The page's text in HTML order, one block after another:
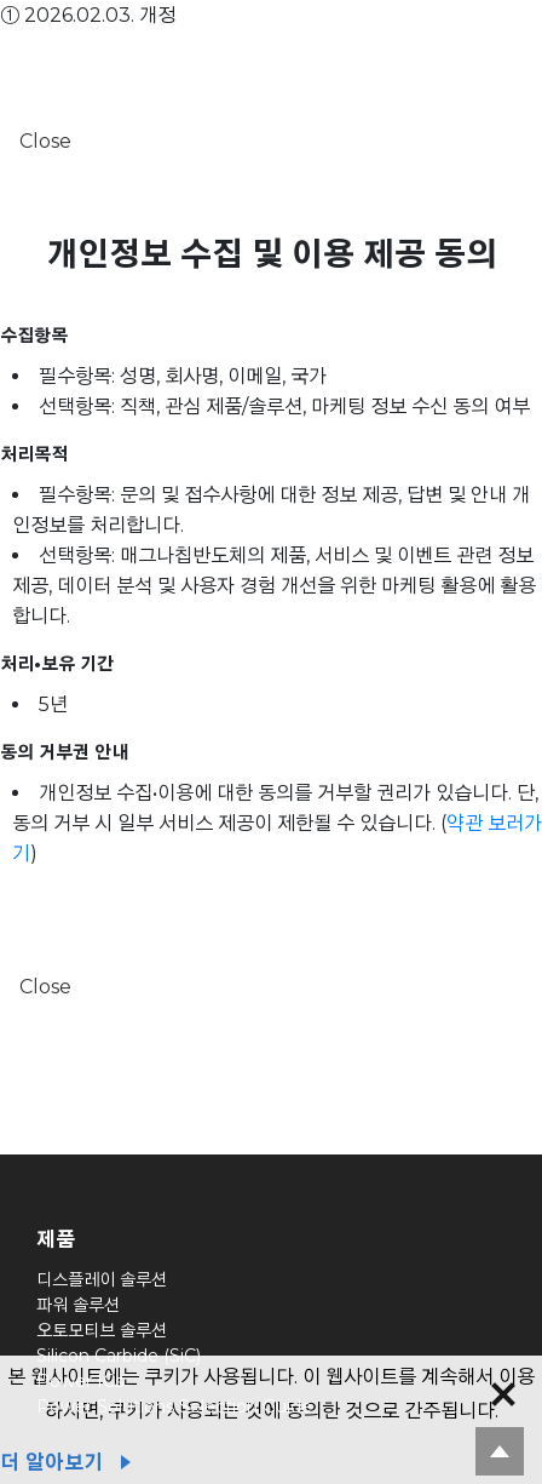
본 웹사이트에는 쿠키가 사용됩니다. 이 웹사이트를 계속해서 이용
하시면, 쿠키가 사용되는 것에 동의한 것으로 간주됩니다.
더 알아보기
① 2026.02.03. 개정
Close
개인정보 수집 및 이용 제공 동의
수집항목
필수항목: 성명, 회사명, 이메일, 국가
선택항목: 직책, 관심 제품/솔루션, 마케팅 정보 수신 동의 여부
처리목적
필수항목: 문의 및 접수사항에 대한 정보 제공, 답변 및 안내 개
인정보를 처리합니다.
선택항목: 매그나칩반도체의 제품, 서비스 및 이벤트 관련 정보
제공, 데이터 분석 및 사용자 경험 개선을 위한 마케팅 활용에 활용
합니다.
처리•보유 기간
5년
동의 거부권 안내
개인정보 수집•이용에 대한 동의를 거부할 권리가 있습니다. 단,
동의 거부 시 일부 서비스 제공이 제한될 수 있습니다. (약관 보러가
기 )
Close
제품
디스플레이 솔루션
파워 솔루션
오토모티브 솔루션
Silicon Carbide (SiC)
Power ICs
Power Solutions Selection Guide